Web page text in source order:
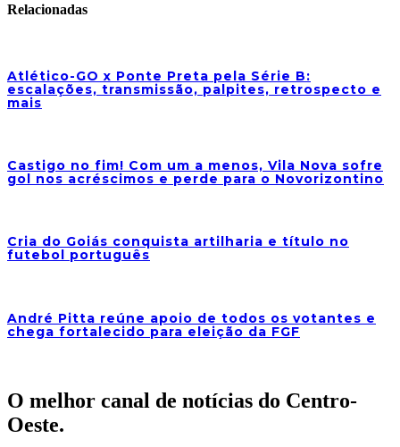
Relacionadas
Atlético-GO x Ponte Preta pela Série B:
escalações, transmissão, palpites, retrospecto e
mais
Castigo no fim! Com um a menos, Vila Nova sofre
gol nos acréscimos e perde para o Novorizontino
Cria do Goiás conquista artilharia e título no
futebol português
André Pitta reúne apoio de todos os votantes e
chega fortalecido para eleição da FGF
O melhor canal de notícias do Centro-
Oeste.